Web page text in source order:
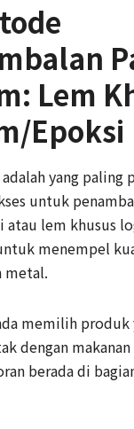
Lem
Epoksi
yang paling
untuk
atau lem khusus
menempel
metal.
memilih produk
dengan
berada di